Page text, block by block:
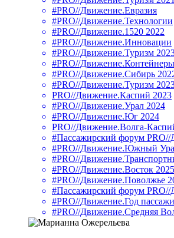
#PRO//Движение.Евразия
#PRO//Движение.Технологии
#PRO//Движение.1520 2022
#PRO//Движение.Инновации
#PRO//Движение.Туризм
#PRO//
#PRO//Движение.Сибирь
#PRO//Движение.Туризм
PRO//Движение.Каспий 2023
#PRO//Движение.Урал 2024
#PRO//Движение.Юг 2024
PRO//Движение.Волга-
#Пассажирский форум
#PRO//Движение.Южный
#PRO//
#PRO//Движение.Восток 2025
#PRO//Движение.Поволжье
#Пассажирский форум
#PRO//Движение.Год
#PRO//Движение.Средняя